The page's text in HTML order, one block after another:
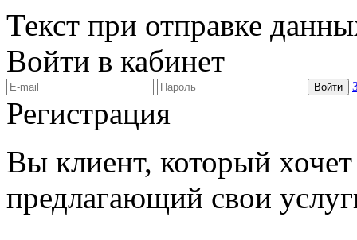
Текст при отправке
Войти в кабинет
Войти
Регистрация
Вы клиент, который хочет
предлагающий свои